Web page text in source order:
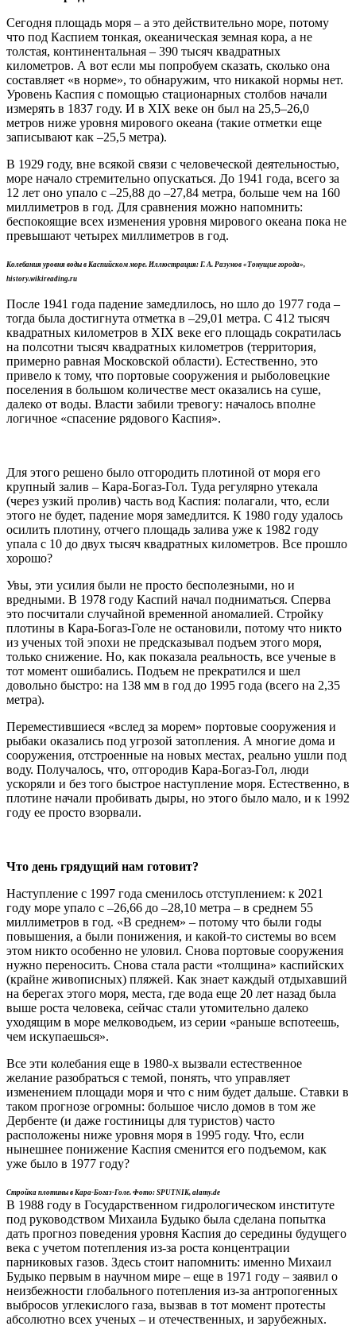
Сегодня площадь моря – а это действительно море, потому
что под Каспием тонкая, океаническая земная кора, а не
толстая, континентальная – 390 тысяч квадратных
километров. А вот если мы попробуем сказать, сколько она
составляет «в норме», то обнаружим, что никакой нормы нет.
Уровень Каспия с помощью стационарных столбов начали
измерять в 1837 году. И в XIX веке он был на 25,5–26,0
метров ниже уровня мирового океана (такие отметки еще
записывают как –25,5 метра).
В 1929 году, вне всякой связи с человеческой деятельностью,
море начало стремительно опускаться. До 1941 года, всего за
12 лет оно упало с –25,88 до –27,84 метра, больше чем на 160
миллиметров в год. Для сравнения можно напомнить:
беспокоящие всех изменения уровня мирового океана пока не
превышают четырех миллиметров в год.
Колебания уровня воды в Каспийском море. Иллюстрация: Г. А. Разумов «Тонущие города»,
history.wikireading.ru
После 1941 года падение замедлилось, но шло до 1977 года –
тогда была достигнута отметка в –29,01 метра. С 412 тысяч
квадратных километров в XIX веке его площадь сократилась
на полсотни тысяч квадратных километров (территория,
примерно равная Московской области). Естественно, это
привело к тому, что портовые сооружения и рыболовецкие
поселения в большом количестве мест оказались на суше,
далеко от воды. Власти забили тревогу: началось вполне
логичное «спасение рядового Каспия».
Для этого решено было отгородить плотиной от моря его
крупный залив – Кара-Богаз-Гол. Туда регулярно утекала
(через узкий пролив) часть вод Каспия: полагали, что, если
этого не будет, падение моря замедлится. К 1980 году удалось
осилить плотину, отчего площадь залива уже к 1982 году
упала с 10 до двух тысяч квадратных километров. Все прошло
хорошо?
Увы, эти усилия были не просто бесполезными, но и
вредными. В 1978 году Каспий начал подниматься. Сперва
это посчитали случайной временной аномалией. Стройку
плотины в Кара-Богаз-Голе не остановили, потому что никто
из ученых той эпохи не предсказывал подъем этого моря,
только снижение. Но, как показала реальность, все ученые в
тот момент ошибались. Подъем не прекратился и шел
довольно быстро: на 138 мм в год до 1995 года (всего на 2,35
метра).
Переместившиеся «вслед за морем» портовые сооружения и
рыбаки оказались под угрозой затопления. А многие дома и
сооружения, отстроенные на новых местах, реально ушли под
воду. Получалось, что, отгородив Кара-Богаз-Гол, люди
ускоряли и без того быстрое наступление моря. Естественно, в
плотине начали пробивать дыры, но этого было мало, и к 1992
году ее просто взорвали.
Что день грядущий нам готовит?
Наступление с 1997 года сменилось отступлением: к 2021
году море упало с –26,66 до –28,10 метра – в среднем 55
миллиметров в год. «В среднем» – потому что были годы
повышения, а были понижения, и какой-то системы во всем
этом никто особенно не уловил. Снова портовые сооружения
нужно переносить. Снова стала расти «толщина» каспийских
(крайне живописных) пляжей. Как знает каждый отдыхавший
на берегах этого моря, места, где вода еще 20 лет назад была
выше роста человека, сейчас стали утомительно далеко
уходящим в море мелководьем, из серии «раньше вспотеешь,
чем искупаешься».
Все эти колебания еще в 1980-х вызвали естественное
желание разобраться с темой, понять, что управляет
изменением площади моря и что с ним будет дальше. Ставки в
таком прогнозе огромны: большое число домов в том же
Дербенте (и даже гостиницы для туристов) часто
расположены ниже уровня моря в 1995 году. Что, если
нынешнее понижение Каспия сменится его подъемом, как
уже было в 1977 году?
Стройка плотины в Кара-Богаз-Голе. Фото: SPUTNIK, alamy.de
В 1988 году в Государственном гидрологическом институте
под руководством Михаила Будыко была сделана попытка
дать прогноз поведения уровня Каспия до середины будущего
века с учетом потепления из-за роста концентрации
парниковых газов. Здесь стоит напомнить: именно Михаил
Будыко первым в научном мире – еще в 1971 году – заявил о
неизбежности глобального потепления из-за антропогенных
выбросов углекислого газа, вызвав в тот момент протесты
абсолютно всех ученых – и отечественных, и зарубежных.